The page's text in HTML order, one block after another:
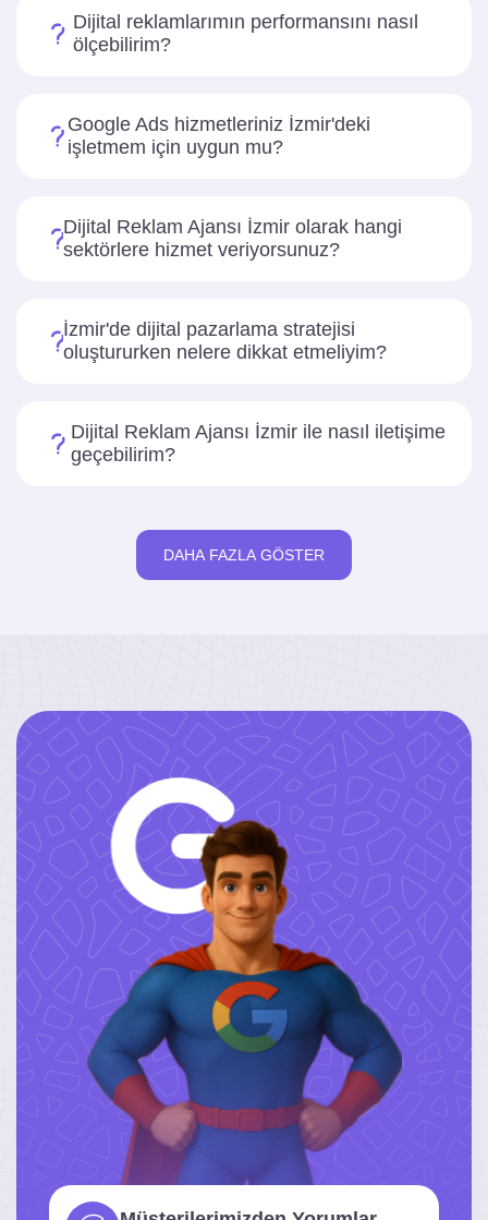
Dijital reklamlarımın performansını nasıl
ölçebilirim?
Google Ads hizmetleriniz İzmir'deki
işletmem için uygun mu?
Dijital Reklam Ajansı İzmir olarak hangi
sektörlere hizmet veriyorsunuz?
İzmir'de dijital pazarlama stratejisi
oluştururken nelere dikkat etmeliyim?
Dijital Reklam Ajansı İzmir ile nasıl iletişime
geçebilirim?
DAHA FAZLA GÖSTER